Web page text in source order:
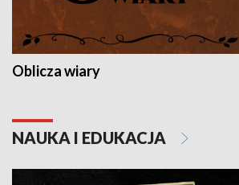
Oblicza wiary
NAUKA I EDUKACJA